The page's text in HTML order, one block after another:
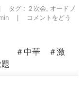
タグ : ２次会, オードブ
コメントをどう
＃中華 ＃激